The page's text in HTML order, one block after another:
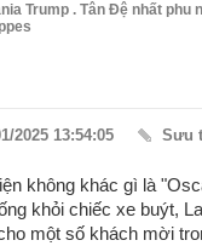
Trump . Tân Đệ nhất
2025 13:54:05 Sưu
không khác gì là
khỏi chiếc xe buýt,
một số khách mời